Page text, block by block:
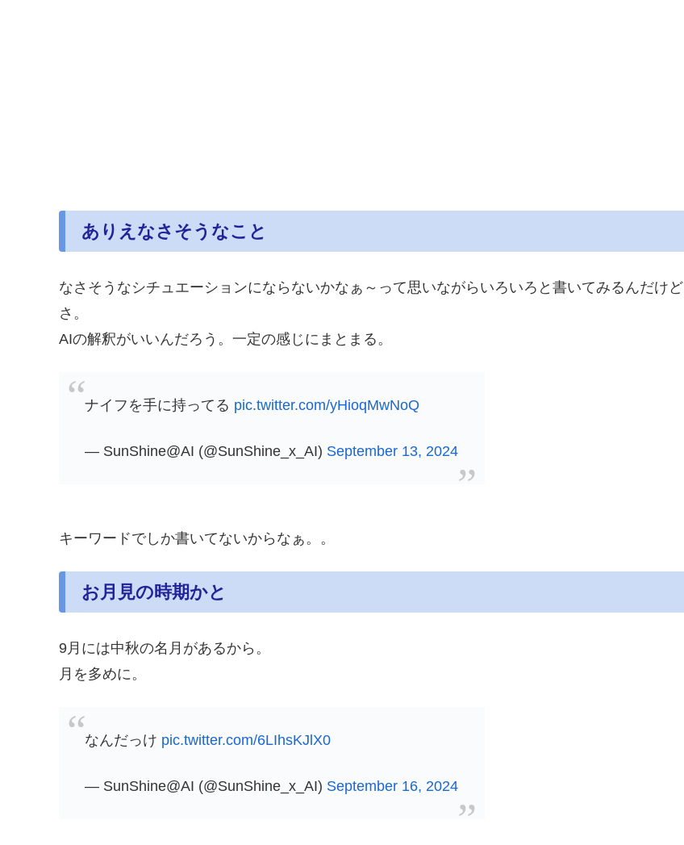
ありえなさそうなこと
なさそうなシチュエーションにならないかなぁ～って思いながらいろいろと書いてみるんだけど
さ。
AIの解釈がいいんだろう。一定の感じにまとまる。
ナイフを手に持ってる pic.twitter.com/yHioqMwNoQ
— SunShine@AI (@SunShine_x_AI) September 13, 2024
キーワードでしか書いてないからなぁ。。
お月見の時期かと
9月には中秋の名月があるから。
月を多めに。
なんだっけ pic.twitter.com/6LIhsKJlX0
— SunShine@AI (@SunShine_x_AI) September 16, 2024